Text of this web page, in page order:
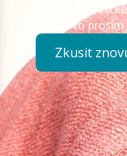
Došlo k
Zkuste to
Zkusit